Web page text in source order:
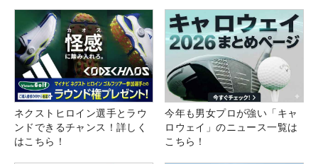
ネクストヒロイン選手とラウ
ンドできるチャンス！詳しく
はこちら！
今年も男女プロが強い「キャ
ロウェイ」のニュース一覧は
こちら！